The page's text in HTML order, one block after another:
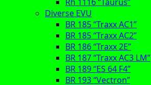
Diverse EVU
BR 185 “Traxx AC1”
BR 185 “Traxx AC2”
BR 186 “Traxx 2E”
BR 187 “Traxx AC3 LM”
BR 189 “ES 64 F4”
BR 193 “Vectron”